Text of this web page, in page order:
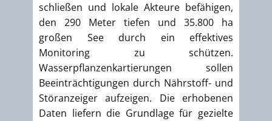
schließen und lokale Akteure befähigen,
den 290 Meter tiefen und 35.800 ha
großen See durch ein effektives
Monitoring zu schützen.
Wasserpflanzenkartierungen sollen
Beeinträchtigungen durch Nährstoff- und
Störanzeiger aufzeigen. Die erhobenen
Daten liefern die Grundlage für gezielte